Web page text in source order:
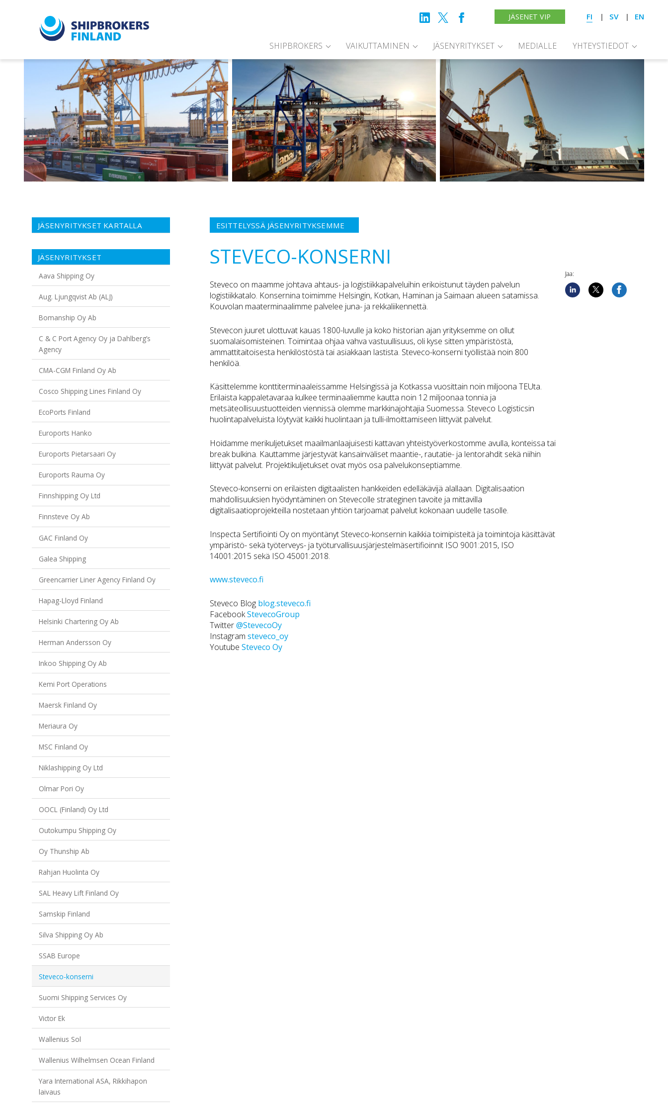
JÄSENET VIP FI SV EN
SHIPBROKERS VAIKUTTAMINEN JÄSENYRITYKSET MEDIALLE YHTEYSTIEDOT
JÄSENYRITYKSET KARTALLA
JÄSENYRITYKSET
Aava Shipping Oy
Aug. Ljungqvist Ab (ALJ)
Bomanship Oy Ab
C & C Port Agency Oy ja Dahlberg’s
Agency
CMA-CGM Finland Oy Ab
Cosco Shipping Lines Finland Oy
EcoPorts Finland
Euroports Hanko
Euroports Pietarsaari Oy
Euroports Rauma Oy
Finnshipping Oy Ltd
Finnsteve Oy Ab
GAC Finland Oy
Galea Shipping
Greencarrier Liner Agency Finland Oy
Hapag-Lloyd Finland
Helsinki Chartering Oy Ab
Herman Andersson Oy
Inkoo Shipping Oy Ab
Kemi Port Operations
Maersk Finland Oy
Meriaura Oy
MSC Finland Oy
Niklashipping Oy Ltd
Olmar Pori Oy
OOCL (Finland) Oy Ltd
Outokumpu Shipping Oy
Oy Thunship Ab
Rahjan Huolinta Oy
SAL Heavy Lift Finland Oy
Samskip Finland
Silva Shipping Oy Ab
SSAB Europe
Steveco-konserni
Suomi Shipping Services Oy
Victor Ek
Wallenius Sol
Wallenius Wilhelmsen Ocean Finland
Yara International ASA, Rikkihapon
laivaus
ESITTELYSSÄ JÄSENYRITYKSEMME
STEVECO-KONSERNI
Steveco on maamme johtava ahtaus- ja logistiikkapalveluihin erikoistunut täyden palvelun
logistiikkatalo. Konsernina toimimme Helsingin, Kotkan, Haminan ja Saimaan alueen satamissa.
Kouvolan maaterminaalimme palvelee juna- ja rekkaliikennettä.
Stevecon juuret ulottuvat kauas 1800-luvulle ja koko historian ajan yrityksemme on ollut
suomalaisomisteinen. Toimintaa ohjaa vahva vastuullisuus, oli kyse sitten ympäristöstä,
ammattitaitoisesta henkilöstöstä tai asiakkaan lastista. Steveco-konserni työllistää noin 800
henkilöä.
Käsittelemme konttiterminaaleissamme Helsingissä ja Kotkassa vuosittain noin miljoona TEUta.
Erilaista kappaletavaraa kulkee terminaaliemme kautta noin 12 miljoonaa tonnia ja
metsäteollisuustuotteiden viennissä olemme markkinajohtajia Suomessa. Steveco Logisticsin
huolintapalveluista löytyvät kaikki huolintaan ja tulli-ilmoittamiseen liittyvät palvelut.
Hoidamme merikuljetukset maailmanlaajuisesti kattavan yhteistyöverkostomme avulla, konteissa tai
break bulkina. Kauttamme järjestyvät kansainväliset maantie-, rautatie- ja lentorahdit sekä niihin
liittyvät palvelut. Projektikuljetukset ovat myös osa palvelukonseptiamme.
Steveco-konserni on erilaisten digitaalisten hankkeiden edelläkävijä alallaan. Digitalisaation
mahdollisuuksien hyödyntäminen on Stevecolle strateginen tavoite ja mittavilla
digitalisaatioprojekteilla nostetaan yhtiön tarjoamat palvelut kokonaan uudelle tasolle.
Inspecta Sertifiointi Oy on myöntänyt Steveco-konsernin kaikkia toimipisteitä ja toimintoja käsittävät
ympäristö- sekä työterveys- ja työturvallisuusjärjestelmäsertifioinnit ISO 9001:2015, ISO
14001:2015 sekä ISO 45001:2018.
www.steveco.fi
Steveco Blog blog.steveco.fi
FacebookStevecoGroup
Twitter@StevecoOy
Instagramsteveco_oy
YoutubeSteveco Oy
Jaa: